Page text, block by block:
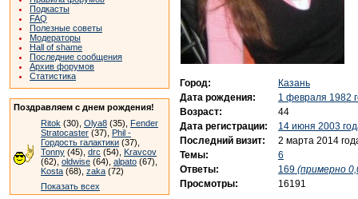
Подкасты
FAQ
Полезные советы
Модераторы
Hall of shame
Последние сообщения
Архив форумов
Статистика
Поздравляем с днем рождения!
Ritok (30), Olya8 (35), Fender
Stratocaster (37), Phil -
Гордость галактики (37),
Tonny (45), drc (54), Kravcov
(62), oldwise (64), alpato (67),
Kosta (68), zaka (72)
Показать всех
Город:
Казань
Дата рождения:
1 февраля 1982
Возраст:
44
Дата регистрации:
14 июня 2003
Последний визит:
2 марта 2014
Темы:
6
Ответы:
169 (примерно
Просмотры:
16191